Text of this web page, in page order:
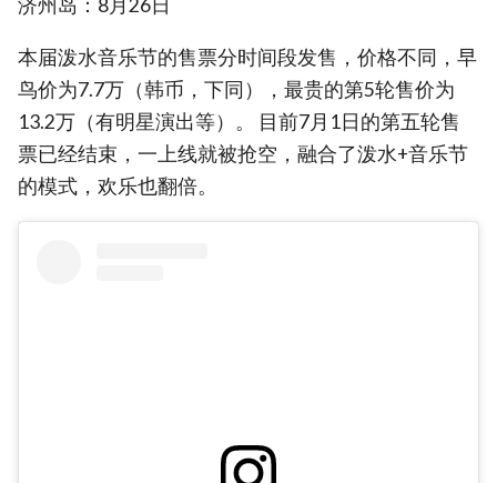
济州岛：8月26日
本届泼水音乐节的售票分时间段发售，价格不同，早
鸟价为7.7万（韩币，下同），最贵的第5轮售价为
13.2万（有明星演出等）。 目前7月1日的第五轮售
票已经结束，一上线就被抢空，融合了泼水+音乐节
的模式，欢乐也翻倍。